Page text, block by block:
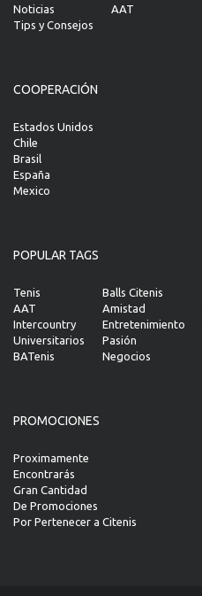
Noticias
Tips y Consejos
AAT
COOPERACIÓN
Estados Unidos
Chile
Brasil
España
Mexico
POPULAR TAGS
Tenis
AAT
Intercountry
Universitarios
BATenis
Balls Citenis
Amistad
Entretenimiento
Pasión
Negocios
PROMOCIONES
Proximamente
Encontrarás
Gran Cantidad
De Promociones
Por Pertenecer a Citenis